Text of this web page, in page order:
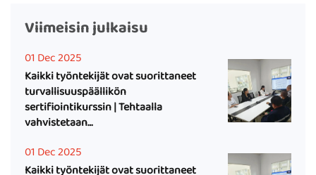
Viimeisin julkaisu
01 Dec 2025
Kaikki työntekijät ovat suorittaneet
turvallisuuspäällikön
sertifiointikurssin | Tehtaalla
vahvistetaan
01 Dec 2025
Kaikki työntekijät ovat suorittaneet